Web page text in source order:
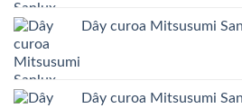
Dây curoa Mitsusumi
Dây curoa Mitsusumi